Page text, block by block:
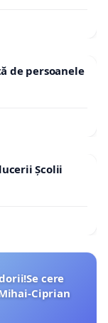
de persoanele
Școlii
cere
Ciprian